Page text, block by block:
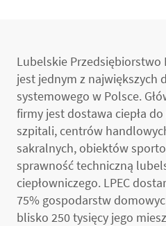
Lubelskie Przedsiębiorstwo
jest jednym z największych
systemowego w Polsce.
firmy jest dostawa ciepła do
szpitali, centrów
sakralnych, obiektów
sprawność techniczną
ciepłowniczego. LPEC
75% gospodarstw
blisko 250 tysięcy jego